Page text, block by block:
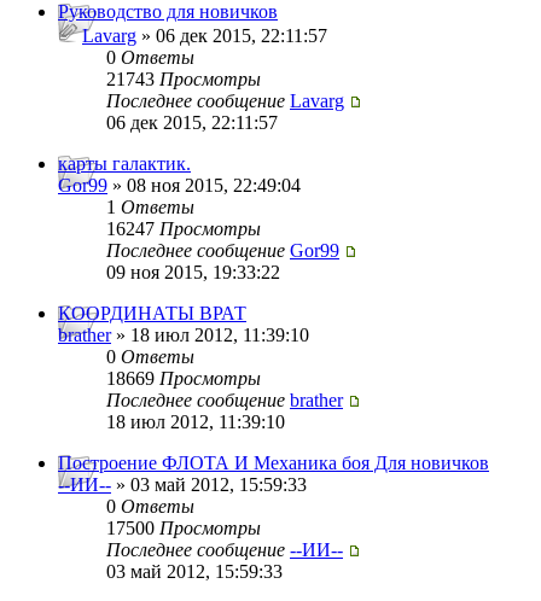
Руководство для новичков
Lavarg » 06 дек 2015, 22:11:57
0 Ответы
21743 Просмотры
Последнее сообщение Lavarg
06 дек 2015, 22:11:57
карты галактик.
Gor99 » 08 ноя 2015, 22:49:04
1 Ответы
16247 Просмотры
Последнее сообщение Gor99
09 ноя 2015, 19:33:22
КООРДИНАТЫ ВРАТ
brather» 18 июл 2012, 11:39:10
0 Ответы
18669 Просмотры
Последнее сообщение brather
18 июл 2012, 11:39:10
Построение ФЛОТА И Механика боя Для новичков
--ИИ-- » 03 май 2012, 15:59:33
0 Ответы
17500 Просмотры
Последнее сообщение --ИИ--
03 май 2012, 15:59:33